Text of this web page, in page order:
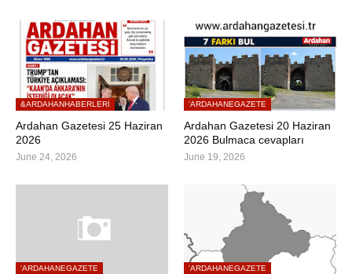
&ARDAHANHABERLERI
Ardahan Gazetesi 25 Haziran
2026
June 24, 2026
'ARDAHANEGAZETE
Ardahan Gazetesi 20 Haziran
2026 Bulmaca cevapları
June 19, 2026
'ARDAHANEGAZETE 'ARDAHANEGAZETE